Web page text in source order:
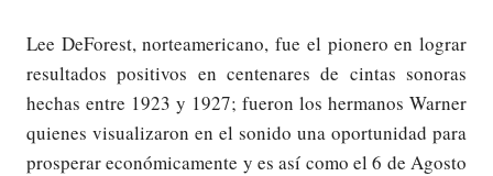
Lee DeForest, norteamericano, fue el pionero en lograr
resultados positivos en centenares de cintas sonoras
hechas entre 1923 y 1927; fueron los hermanos Warner
quienes visualizaron en el sonido una oportunidad para
prosperar económicamente y es así como el 6 de Agosto